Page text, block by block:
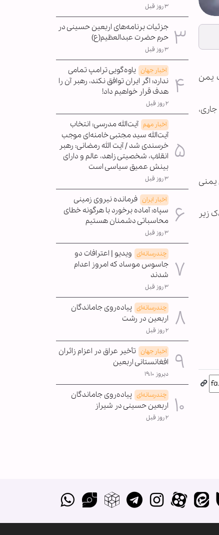
یمن
یمنی
شرایط موجود در یمن، 400 هزار کودک زیر
۳ روز قبل
جزئیات برنامه‌های اربعین حسینی در
حرم حضرت عبدالعظیم(ع)
۳ روز قبل
اخبار جهان یاوه‌گویی ترامپ تمامی
ندارد؛ اگر ایران توافق نکند، رهبر آن را
هدف قرار خواهیم داد!
۲ روز قبل
اخبار مهم آیت‌الله مدرسی: انتخاب
آیت‌الله سید مجتبی خامنه‌ای موجب
خرسندی شد / آیت الله رمضانی: رهبر
انقلاب، شخصیتی زاهد، عالم و دارای
بینش عمیق سیاسی است
۳ روز قبل
اخبار ایران فرمانده نیروی زمینی
سپاه: آماده برخورد با هرگونه خطای
محاسباتی دشمنان هستیم
۳ روز قبل
چندرسانه‌ای ویدیو | اعترافات دو
جاسوس موساد که امروز اعدام
شدند
۳ روز قبل
چندرسانه‌ای پیاده‌روی جاماندگان
اربعین در رشت
۲ روز قبل
اخبار جهان تأخیر عراق در اعزام زائران
افغانستانی اربعین
دیروز ۱۹:۱۰
چندرسانه‌ای پیاده‌روی جاماندگان
اربعین حسینی در شیراز
۲ روز قبل